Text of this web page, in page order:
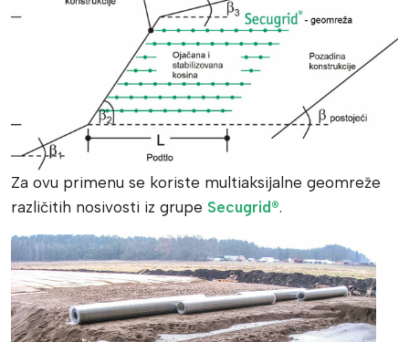
Za ovu primenu se koriste multiaksijalne geomreže
različitih nosivosti iz grupe Secugrid®.